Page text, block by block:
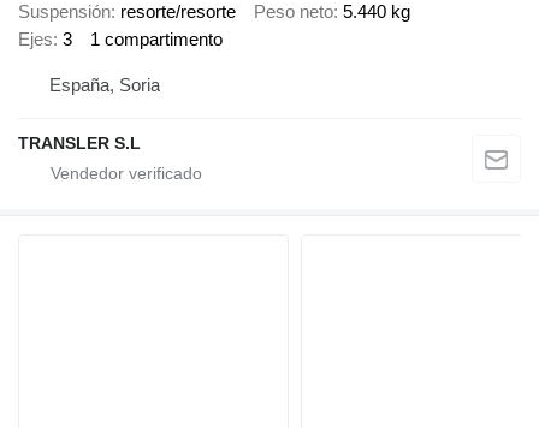
Suspensión resorte/resorte Peso neto 5.440 kg
Ejes 3 1 compartimento
España, Soria
TRANSLER S.L